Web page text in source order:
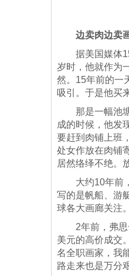
边卖肉边卖
据美国媒体15
岁时，他就作为
然。15年前的一
吸引。于是他买
那是一幅池塘
成的时候，他发
要赶到肉铺上班
处女作放在肉铺
居然络绎不绝。
大约10年前，
写的是帆船、游
球各大画廊关注
2年前，弗思一
美元的高价成交
名全职画家，我
路走来也是万分